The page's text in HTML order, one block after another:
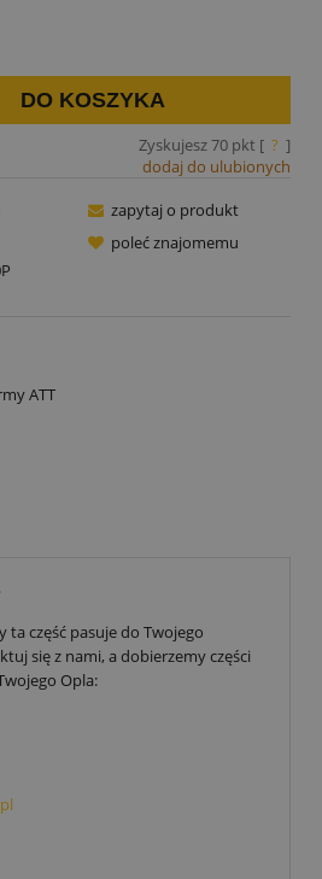
DO KOSZYKA
Zyskujesz70pkt [ ? ]
dodaj do ulubionych
zapytaj o produkt
poleć znajomemu
ATT
ta część pasuje do Twojego
się z nami, a dobierzemy części
Opla: